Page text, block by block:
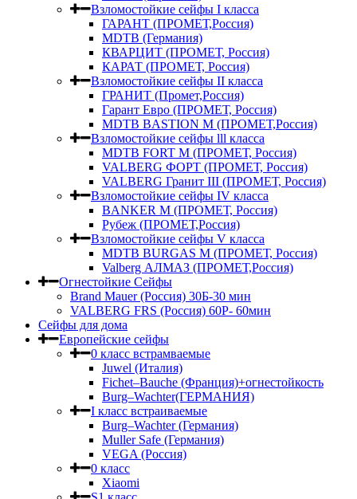
Взломостойкие сейфы I класса
ГАРАНТ (ПРОМЕТ,Россия)
MDTB (Германия)
КВАРЦИТ (ПРОМЕТ, Россия)
КАРАТ (ПРОМЕТ, Россия)
Взломостойкие сейфы II класса
ГРАНИТ (Промет,Россия)
Гарант Евро (ПРОМЕТ, Россия)
MDTB BASTION M (ПРОМЕТ,Россия)
Взломостойкие сейфы lll класса
MDTB FORT M (ПРОМЕТ, Россия)
VALBERG ФОРТ (ПРОМЕТ, Россия)
VALBERG Гранит III (ПРОМЕТ, Россия)
Взломостойкие сейфы IV класса
BANKER M (ПРОМЕТ, Россия)
Рубеж (ПРОМЕТ,Россия)
Взломостойкие сейфы V класса
MDTB BURGAS M (ПРОМЕТ, Россия)
Valberg АЛМАЗ (ПРОМЕТ,Россия)
Огнестойкие Сейфы
Brand Mauer (Россия) 30Б-30 мин
VALBERG FRS (Россия) 60Р- 60мин
Сейфы для дома
Европейские сейфы
0 класс встрамваемые
Juwel (Италия)
Fichet–Bauche (Франция)+огнестойкость
Burg–Wachter(ГЕРМАНИЯ)
I класс встраиваемые
Burg–Wachter (Германия)
Muller Safe (Германия)
VEGA (Россия)
0 класс
Xiaomi